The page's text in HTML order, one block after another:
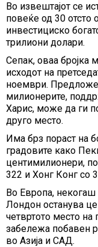
Во извештајот се
повеќе од 30 отсто
инвестициско
трилиони долари.
Сепак, оваа бројка
исходот на
ноември.
милионерите,
Харис, може да ги
друго место.
Има брз пораст на
градовите како
центимилионери,
322 и Хонг Конг со
Во Европа, некогаш
Лондон останува
четвртото место на
забележа побавен
во Азија и САД.